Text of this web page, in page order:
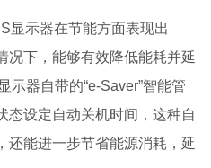
显示器在节能方面表现出
况下，能够有效降低能耗并延
示器自带的“e-Saver”智能管
态设定自动关机时间，这种自
还能进一步节省能源消耗，延